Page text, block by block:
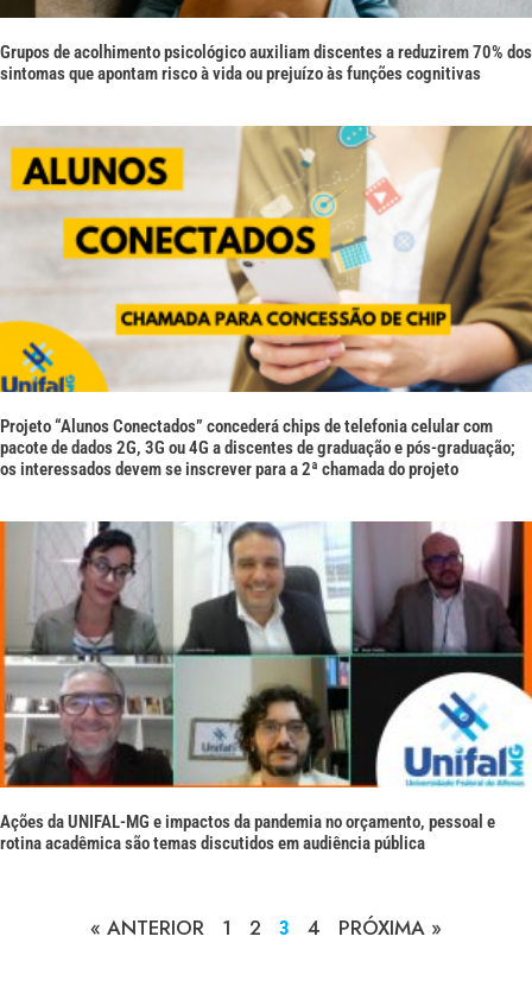
Grupos de acolhimento psicológico auxiliam discentes a reduzirem 70% dos
sintomas que apontam risco à vida ou prejuízo às funções cognitivas
Projeto “Alunos Conectados” concederá chips de telefonia celular com
pacote de dados 2G, 3G ou 4G a discentes de graduação e pós-graduação;
os interessados devem se inscrever para a 2ª chamada do projeto
Ações da UNIFAL-MG e impactos da pandemia no orçamento, pessoal e
rotina acadêmica são temas discutidos em audiência pública
« ANTERIOR 1 2 3 4 PRÓXIMA »